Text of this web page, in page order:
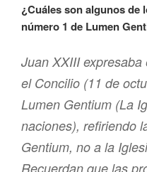
¿Cuáles son algunos de
número 1 de Lumen
Juan XXIII
el Concilio (11 de
Lumen Gentium (La
naciones), refiriendo
Gentium, no a la
Recuerdan que las